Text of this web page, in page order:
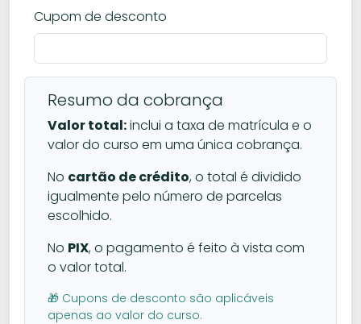
Cupom de desconto
Resumo da cobrança
Valor total:inclui a taxa de matrícula e o
valor do curso em uma única cobrança.
No cartão de crédito, o total é dividido
igualmente pelo número de parcelas
escolhido.
No PIX, o pagamento é feito à vista com
o valor total.
🎁 Cupons de desconto são aplicáveis
apenas ao valor do curso.